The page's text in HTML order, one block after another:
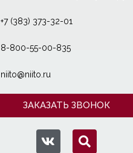
+7 (383) 373-32-01
8-800-55-00-835
niito@niito.ru
ЗАКАЗАТЬ ЗВОНОК